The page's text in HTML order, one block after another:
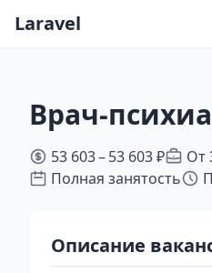
Laravel
Врач-
53 603 – 53 603 ₽
От
Полная занятость
Описание